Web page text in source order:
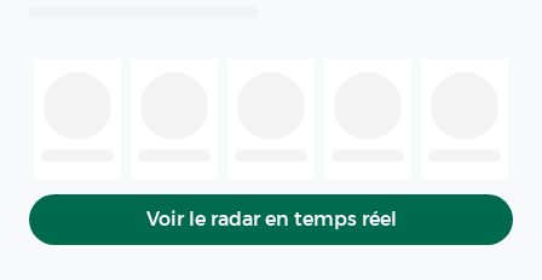
Voir le radar en temps réel